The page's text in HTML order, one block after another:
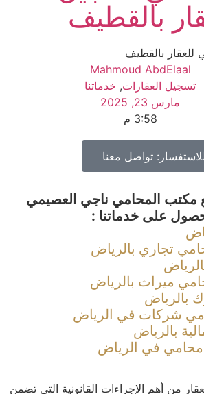
بالقطيف
Mahmoud AbdElaal
العقارات, خدماتنا
مارس 23, 2025
3:58 م
تواصل معنا
المحامي ناجي العصيمي
على خدماتنا :
تجاري بالرياض
ميراث بالرياض
شركات في الرياض
بالرياض
في الرياض
أهم الإجراءات القانونية التي تضمن